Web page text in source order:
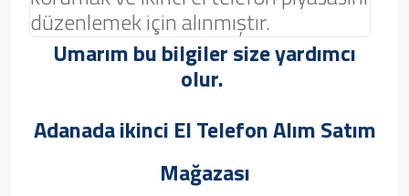
düzenlemek için alınmıştır.
Umarım bu bilgiler size yardımcı
olur.
Adanada ikinci El Telefon Alım Satım
Mağazası